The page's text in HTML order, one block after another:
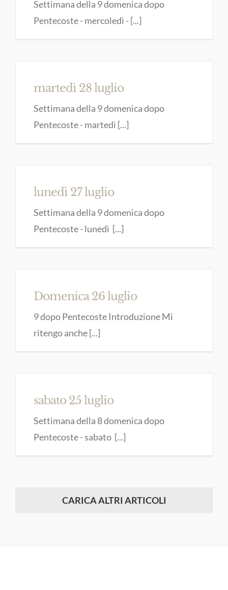
Settimana della 9 domenica dopo
Pentecoste - mercoledì - [...]
martedì 28 luglio
Settimana della 9 domenica dopo
Pentecoste - martedì [...]
lunedì 27 luglio
Settimana della 9 domenica dopo
Pentecoste - lunedì [...]
Domenica 26 luglio
9 dopo Pentecoste Introduzione Mi
ritengo anche [...]
sabato 25 luglio
Settimana della 8 domenica dopo
Pentecoste - sabato [...]
CARICA ALTRI ARTICOLI